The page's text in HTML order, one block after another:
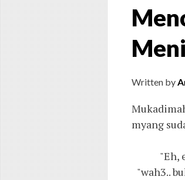
Written by
myang
"Eh,
"wah3..